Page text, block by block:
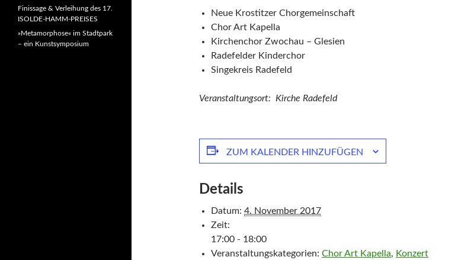
Neue Krostitzer Chorgemeinschaft
Chor Art Kapella
Kirchenchor Zwochau – Glesien
Radefelder Kinderchor
Singekreis Radefeld
Veranstaltungsort: Kirche Radefeld
ZUM KALENDER HINZUFÜGEN
Details
Datum: 4. November 2017
Zeit:
17:00 - 18:00
Veranstaltungskategorien: Chor Art Kapella, Konzert
Finissage & Verleihung des 17.
ISOLDE-HAMM-PREISES
»Metamorphose« im Stadtpark
– ein Kunstsymposium